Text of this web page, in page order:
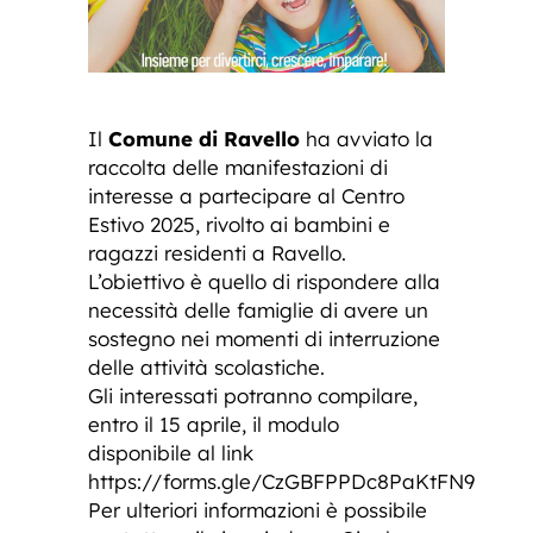
Il Comune di Ravello ha avviato la
raccolta delle manifestazioni di
interesse a partecipare al Centro
Estivo 2025, rivolto ai bambini e
ragazzi residenti a Ravello.
L’obiettivo è quello di rispondere alla
necessità delle famiglie di avere un
sostegno nei momenti di interruzione
delle attività scolastiche.
Gli interessati potranno compilare,
entro il 15 aprile, il modulo
disponibile al link
https://forms.gle/CzGBFPPDc8PaKtFN9
Per ulteriori informazioni è possibile